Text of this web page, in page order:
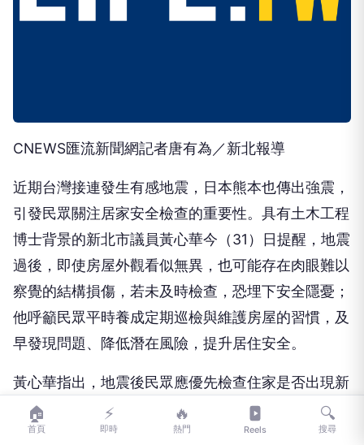
CNEWS匯流新聞網記者唐有為／新北報導
近期台灣接連發生有感地震，日本熊本也傳出強震，
引發民眾關注居家安全檢查的重要性。具有土木工程
博士背景的新北市議員黃心華今（31）日提醒，地震
過後，即使房屋外觀看似無異，也可能存在肉眼難以
察覺的結構損傷，若未及時檢查，恐埋下安全隱憂；
他呼籲民眾平時養成定期巡檢與維護房屋的習慣，及
早發現問題、降低潛在風險，提升居住安全。
黃心華指出，地震後民眾應優先檢查住家是否出現新
的裂縫、牆面剝落、樑柱異常、門窗變形或地坪隆起
等情形，若發現異常狀況，應儘速尋求專業協助評
🏠
首頁
⚡
即時
🔥
熱門 Reels
🔍
搜尋